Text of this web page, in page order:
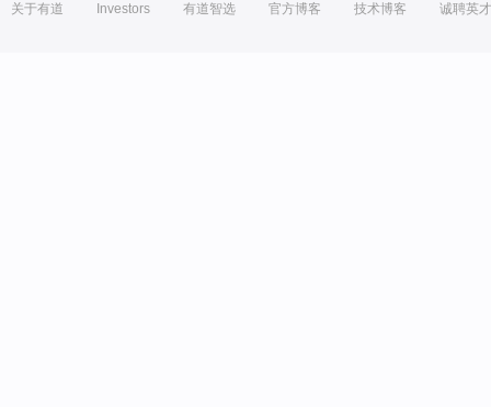
关于有道 Investors 有道智选 官方博客 技术博客 诚聘英才